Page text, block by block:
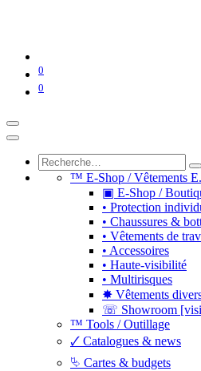
0
0
™ E-Shop / Vêtements
▣ E-Shop /
• Protection
• Chaussures &
• Vêtements de
• Accessoires
• Haute-visibilité
• Multirisques
✸ Vêtements
☏ Showroom
™ Tools / Outillage
🗸 Catalogues & news
⮱ Cartes & budgets